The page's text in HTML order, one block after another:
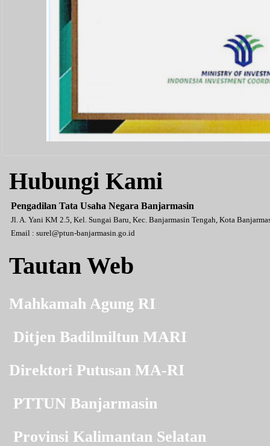
Hubungi Kami
Pengadilan Tata Usaha Negara Banjarmasin
Jl. A. Yani KM 2.5, Kel. Sungai Baru, Kec. Banjarmasin Tengah, Kota
Email : surel@ptun-banjarmasin.go.id
Tautan Web
Mahkamah Agung RI
Ditjen Badilmiltun MARI
Direktori Putusan MA-RI
PTTUN Banjarmasin
Provinsi Kalimantan Selatan